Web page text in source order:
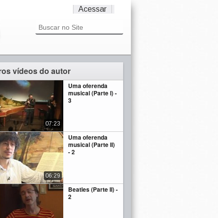
Acessar
vídeos do autor
Uma oferenda
musical (Parte I) -
3
07:23
Uma oferenda
musical (Parte II)
- 2
06:29
Beatles (Parte II) -
2